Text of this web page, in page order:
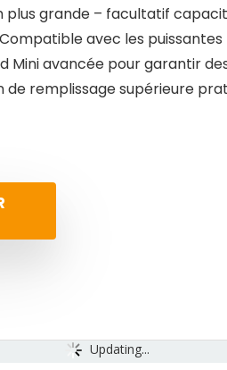
plus grande – facultatif
avec les
Mini avancée pour garantir
de remplissage supérieure
Updating...